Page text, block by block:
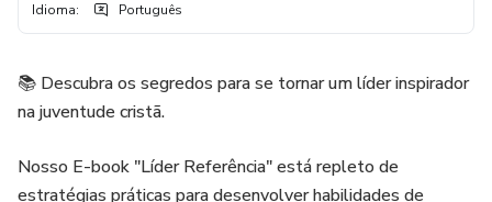
Idioma: Português
📚 Descubra os segredos para se tornar um líder inspirador
na juventude cristã.
Nosso E-book "Líder Referência" está repleto de
estratégias práticas para desenvolver habilidades de